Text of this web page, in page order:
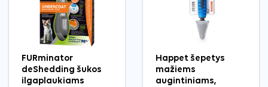
FURminator
deShedding šukos
ilgaplaukiams
Happet šepetys
mažiems
augintiniams,